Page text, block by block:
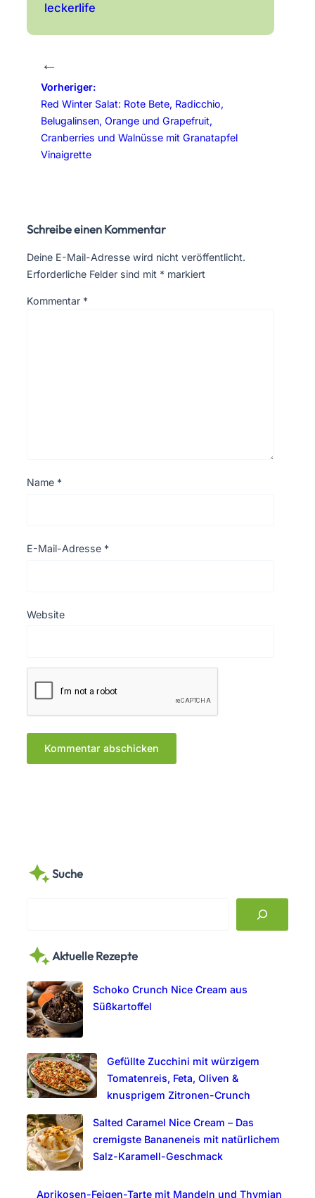
leckerlife
←
Vorheriger:
Red Winter Salat: Rote Bete, Radicchio,
Belugalinsen, Orange und Grapefruit,
Cranberries und Walnüsse mit Granatapfel
Vinaigrette
Schreibe einen Kommentar
Deine E-Mail-Adresse wird nicht veröffentlicht.
Erforderliche Felder sind mit * markiert
Kommentar *
Name *
E-Mail-Adresse *
Website
Suche
r
h
Aktuelle Rezepte
Schoko Crunch Nice Cream aus
Süßkartoffel
Gefüllte Zucchini mit würzigem
Tomatenreis, Feta, Oliven &
knusprigem Zitronen-Crunch
Salted Caramel Nice Cream – Das
cremigste Bananeneis mit natürlichem
Salz-Karamell-Geschmack
Aprikosen-Feigen-Tarte mit Mandeln und Thymian